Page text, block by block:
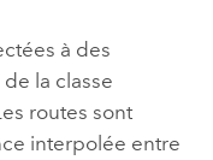
à des
la classe
routes sont
interpolée entre